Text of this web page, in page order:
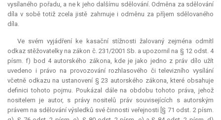
vysílaného pořadu, a ne k jeho dalšímu sdělování. Odměna za sdělování
díla v sobě totiž zcela jistě zahrnuje i odměnu za příjem sdělovaného
díla.
Ve svém vyjádření ke kasační stížnosti žalovaný zejména odmítl
odkaz stěžovatelky na zákon č. 231/2001 Sb. a upozornil na § 12 odst. 4
písm. f) bod 4 autorského zákona, kde je jako jedno z práv dílo užít
uvedeno i právo na provozování rozhlasového či televizního vysílání
včetně odkazu na ustanovení § 23 autorského zákona, které obsahuje
definici tohoto pojmu. Poukázal dále na obdobu tohoto práva, jehož
nositelem je autor, s právy nositelů práv souvisejících s autorským
právem na sdělování výsledků své činnosti veřejnosti [§ 71 odst. 2 písm.